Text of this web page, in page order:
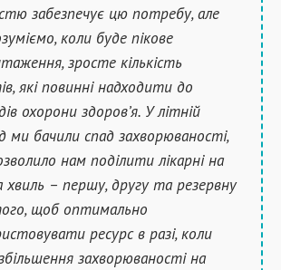
забезпечує цю потребу, але
коли буде пікове
зросте кількість
які повинні надходити до
охорони здоров’я. У літній
ми бачили спад захворюваності,
нам поділити лікарні на
хвиль – першу, другу та резервну
щоб оптимально
ресурс в разі, коли
захворюваності на